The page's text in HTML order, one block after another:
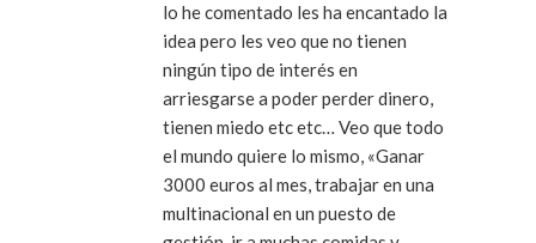
lo he comentado les ha encantado la
idea pero les veo que no tienen
ningún tipo de interés en
arriesgarse a poder perder dinero,
tienen miedo etc etc… Veo que todo
el mundo quiere lo mismo, «Ganar
3000 euros al mes, trabajar en una
multinacional en un puesto de